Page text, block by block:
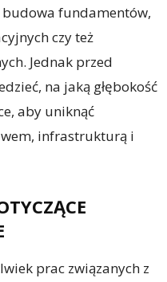
fundamentów,
czy też
Jednak przed
na jaką głębokość
aby uniknąć
infrastrukturą i
prac związanych z